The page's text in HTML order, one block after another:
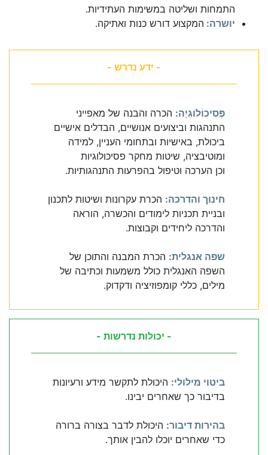
התמחות ושליטה במשימות העתידיות.
יושרה: המקצוע דורש כנות ואתיקה.
- ידע נדרש -
פְּסִיכוֹלוֹגִיָה: הכרה והבנה של מאפייני
התנהגות וביצועים אנושיים, הבדלים אישיים
ביכולת, באישיות ובתחומי העניין, למידה
ומוטיבציה, שיטות מחקר פסיכולוגיות
וכן הערכה וטיפול בהפרעות התנהגותיות.
חינוך והדרכה: הכרת עקרונות ושיטות לתכנון
ובניית תכניות לימודים והכשרה, הוראה
והדרכה ליחידים וקבוצות.
שפה אנגלית: הכרת המבנה והתוכן של
השפה האנגלית כולל משמעות וכתיבה של
מילים, כללי קומפוזיציה ודקדוק.
- יכולות נדרשות -
ביטוי מילולי: היכולת לתקשר מידע ורעיונות
בדיבור כך שאחרים יבינו.
בהירות דיבור: היכולת לדבר בצורה ברורה
כדי שאחרים יוכלו להבין אותך.